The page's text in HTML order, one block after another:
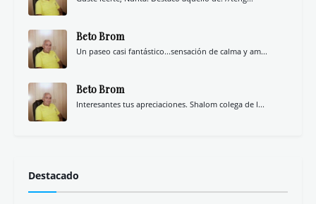
Beto Brom
Un paseo casi fantástico...sensación de calma y am...
Beto Brom
Interesantes tus apreciaciones. Shalom colega de l...
Destacado